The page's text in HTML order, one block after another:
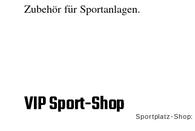
Zubehör für Sportanlagen.
VIP Sport-Shop Sportplatz-